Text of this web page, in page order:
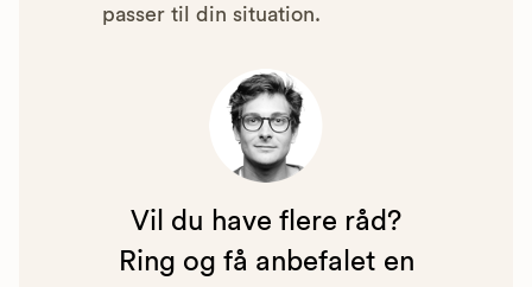
passer til din situation.
Vil du have flere råd?
Ring og få anbefalet en